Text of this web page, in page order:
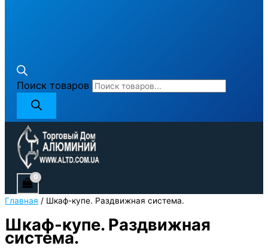
Поиск товаров
Главная / Шкаф-купе. Раздвижная система.
Шкаф-купе. Раздвижная
система.